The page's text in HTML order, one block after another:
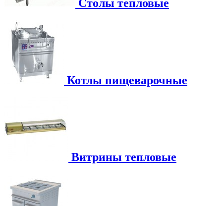
Столы тепловые
Котлы пищеварочные
Витрины тепловые